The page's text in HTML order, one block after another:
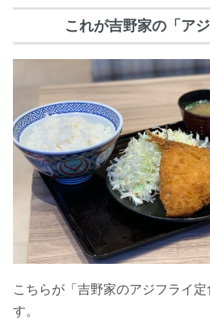
これが吉野家の「ア
こちらが「吉野家のアジフライ
す。